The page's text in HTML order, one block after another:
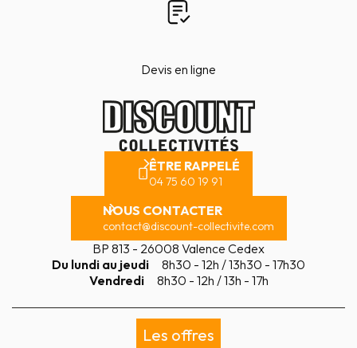
Devis en ligne
ÊTRE RAPPELÉ
04 75 60 19 91
NOUS CONTACTER
contact@discount-collectivite.com
BP 813 - 26008 Valence Cedex
Du lundi au jeudi
8h30 - 12h / 13h30 - 17h30
Vendredi
8h30 - 12h / 13h - 17h
Les offres